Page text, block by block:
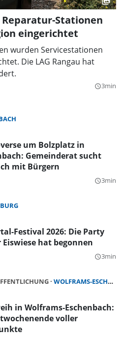
Stationen
eingerichtet
wurden Servicestationen
Die LAG Rangau hat
query_builder3min
um Bolzplatz in
Gemeinderat sucht
mit Bürgern
query_builder3min
Festival 2026: Die Party
Eiswiese hat begonnen
query_builder3min
WOLFRAMS-ESCHENBACH
in Wolframs-Eschenbach:
voller